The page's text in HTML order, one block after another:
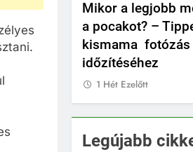
Mikor a legjobb
a pocakot? –
kismama fotózás
időzítéséhez
1 Hét Ezelőtt
Legújabb